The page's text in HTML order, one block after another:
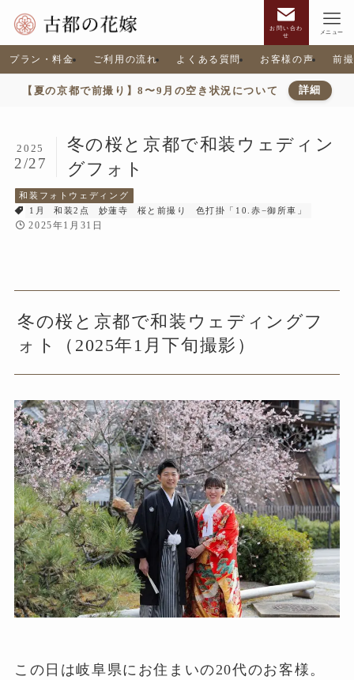
お問い合わ
せ
メニュー
プラン・料金 ご利用の流れ よくある質問 お客様の声 前
【夏の京都で前撮り】8〜9月の空き状況について 詳細
冬の桜と京都で和装ウェディン
グフォト
2025
2/27
和装フォトウェディング
1月
和装2点 妙蓮寺 桜と前撮り 色打掛「10.赤−御所車」
2025年1月31日
冬の桜と京都で和装ウェディングフ
ォト（2025年1月下旬撮影）
この日は岐阜県にお住まいの20代のお客様。